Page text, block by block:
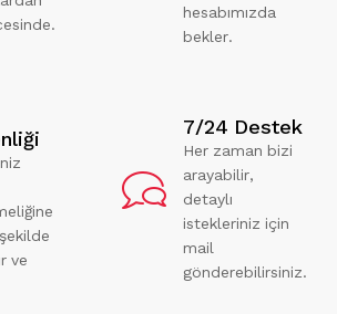
hesabımızda
bekler.
ve
7/24 Destek
Her zaman bizi
arayabilir,
detaylı
istekleriniz için
mail
gönderebilirsiniz.